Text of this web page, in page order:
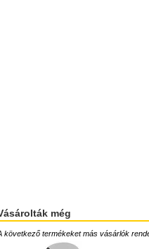
még
következő termékeket más vásárlók